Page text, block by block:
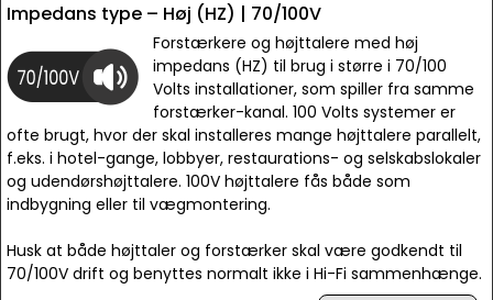
Impedans type – Høj (HZ) | 70/100V
Forstærkere og højttalere med høj
impedans (HZ) til brug i større i 70/100
Volts installationer, som spiller fra samme
forstærker-kanal. 100 Volts systemer er
ofte brugt, hvor der skal installeres mange højttalere parallelt,
f.eks. i hotel-gange, lobbyer, restaurations- og selskabslokaler
og udendørshøjttalere. 100V højttalere fås både som
indbygning eller til vægmontering.
Husk at både højttaler og forstærker skal være godkendt til
70/100V drift og benyttes normalt ikke i Hi-Fi sammenhænge.